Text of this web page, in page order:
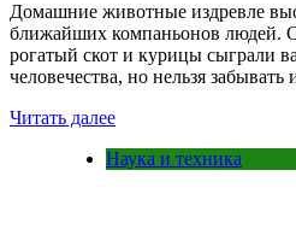
Домашние животные издревле
ближайших компаньонов людей.
рогатый скот и курицы сыграли
человечества, но нельзя
Читать далее
Наука и техника